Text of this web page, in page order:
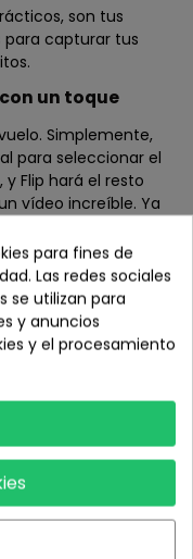
son tus
capturar tus
un toque
Simplemente,
para seleccionar el
Flip hará el resto
vídeo increíble. Ya
de fotografía
para fines de
Las redes sociales
se utilizan para
y anuncios
y el procesamiento